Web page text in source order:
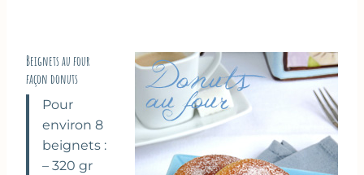
Beignets au four
façon donuts
Pour
environ 8
beignets :
– 320 gr